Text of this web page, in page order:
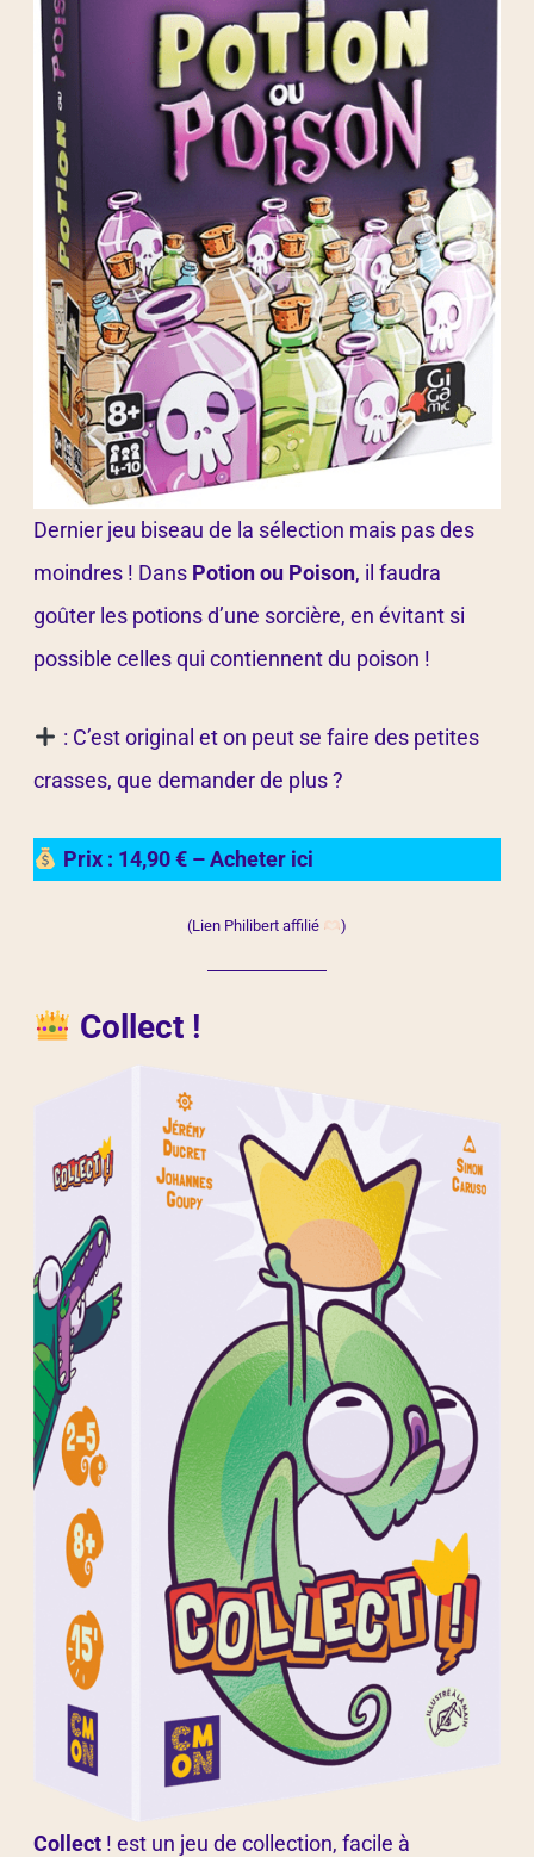
Dernier jeu biseau de la sélection mais pas des
moindres ! Dans Potion ou Poison, il faudra
goûter les potions d’une sorcière, en évitant si
possible celles qui contiennent du poison !
: C’est original et on peut se faire des petites
crasses, que demander de plus ?
Prix : 14,90 € – Acheter ici
(Lien Philibert affilié )
Collect !
Collect ! est un jeu de collection, facile à